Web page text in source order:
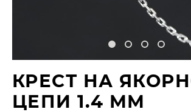
КРЕСТ НА
ЦЕПИ 1.4 ММ